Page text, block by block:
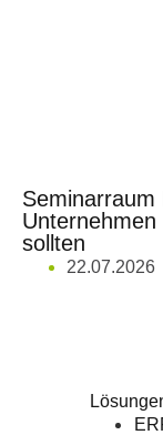
sollten
22.07.2026